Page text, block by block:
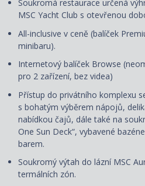
Soukromá restaurace určená
MSC Yacht Club s otevřenou
All-inclusive v ceně (balíček
minibaru).
Internetový balíček Browse
pro 2 zařízení, bez videa)
Přístup do privátního komplexu
s bohatým výběrem nápojů,
nabídkou čajů, dále také na
One Sun Deck“, vybavené
barem.
Soukromý výtah do lázní MSC
termálních zón.